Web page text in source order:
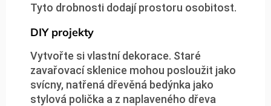
Tyto drobnosti dodají prostoru osobitost.
DIY projekty
Vytvořte si vlastní dekorace. Staré
zavařovací sklenice mohou posloužit jako
svícny, natřená dřevěná bedýnka jako
stylová polička a z naplaveného dřeva